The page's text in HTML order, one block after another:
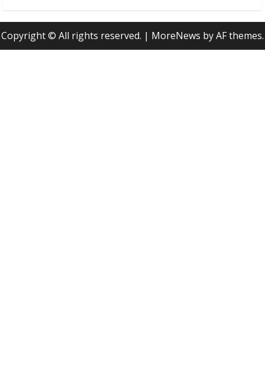
Copyright © All rights reserved. | MoreNews by AF themes.